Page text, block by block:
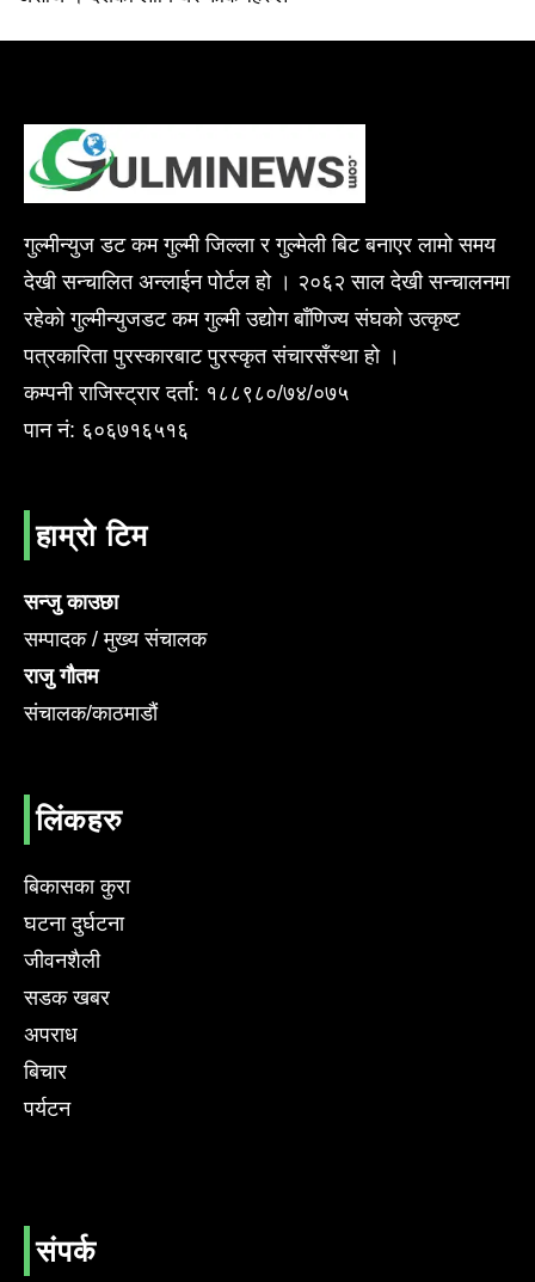
गुल्मीन्युज डट कम गुल्मी जिल्ला र गुल्मेली बिट बनाएर लामो समय
देखी सन्चालित अन्लाईन पोर्टल हो । २०६२ साल देखी सन्चालनमा
रहेको गुल्मीन्युजडट कम गुल्मी उद्योग बाँणिज्य संघको उत्कृष्ट
पत्रकारिता पुरस्कारबाट पुरस्कृत संचारसँस्था हो ।
कम्पनी राजिस्ट्रार दर्ता: १८८९८०/७४/०७५
पान नं: ६०६७१६५१६
हाम्रो टिम
सन्जु काउछा
सम्पादक / मुख्य संचालक
राजु गौतम
संचालक/काठमाडौं
लिंकहरु
बिकासका कुरा
घटना दुर्घटना
जीवनशैली
सडक खबर
अपराध
बिचार
पर्यटन
संपर्क